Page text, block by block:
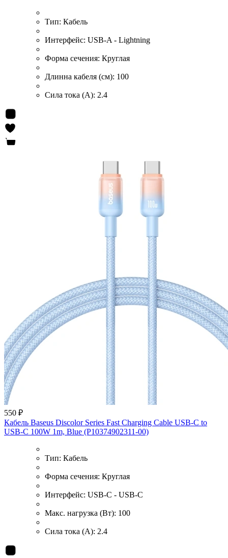
Тип: Кабель
Интерфейс: USB-A - Lightning
Форма сечения: Круглая
Длинна кабеля (см): 100
Сила тока (A): 2.4
550 ₽
Кабель Baseus Discolor Series Fast Charging Cable USB-C to
USB-C 100W 1m, Blue (P10374902311-00)
Тип: Кабель
Форма сечения: Круглая
Интерфейс: USB-C - USB-C
Макс. нагрузка (Вт): 100
Сила тока (А): 2.4